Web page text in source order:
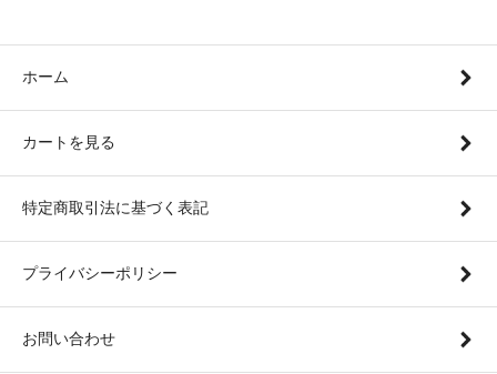
ホーム
カートを見る
特定商取引法に基づく表記
プライバシーポリシー
お問い合わせ